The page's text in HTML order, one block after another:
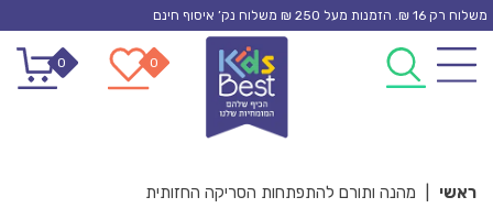
Skip
content
משלוח רק 16 ₪. הזמנות מעל 250 ₪ משלוח נק’ איסוף חינם
0
0
ראשי מהנה ותורם להתפתחות הסריקה החזותית